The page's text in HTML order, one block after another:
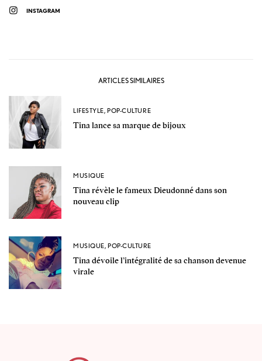
INSTAGRAM
ARTICLES SIMILAIRES
LIFESTYLE,POP-CULTURE
Tina lance sa marque de bijoux
MUSIQUE
Tina révèle le fameux Dieudonné dans son
nouveau clip
MUSIQUE, POP-CULTURE
Tina dévoile l’intégralité de sa chanson devenue
virale